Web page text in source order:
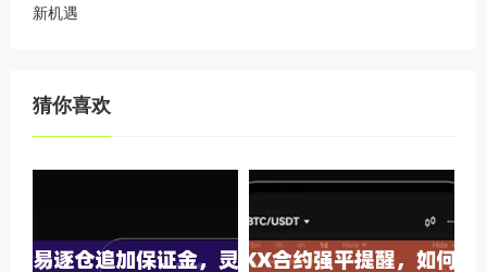
新机遇
猜你喜欢